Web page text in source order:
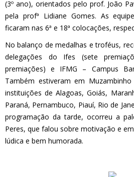
(3º ano), orientados pelo prof. João
pela profª Lidiane Gomes. As
ficaram nas 6ª e 18ª colocações,
No balanço de medalhas e troféus,
delegações do Ifes (sete
premiações) e IFMG – Campus
Também estiveram em
instituições de Alagoas, Goiás,
Paraná, Pernambuco, Piauí, Rio de
programação da tarde, ocorreu a
Peres, que falou sobre motivação e
lúdica e bem humorada.